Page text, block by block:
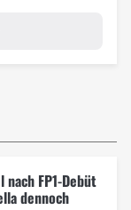
nach FP1-Debüt
dennoch